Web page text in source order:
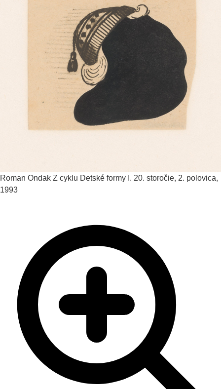
Roman Ondak Z cyklu Detské formy I. 20. storočie, 2. polovica,
1993